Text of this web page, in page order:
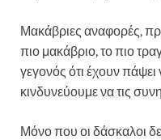
Μακάβριες αναφορές,
πιο μακάβριο, το πιο
γεγονός ότι έχουν πάψει
κινδυνεύουμε να τις
Μόνο που οι δάσκαλοι